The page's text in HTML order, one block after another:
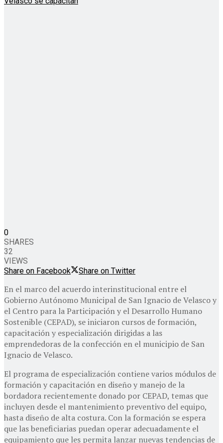
0
SHARES
32
VIEWS
Share on Facebook
Share on Twitter
En el marco del acuerdo interinstitucional entre el
Gobierno Autónomo Municipal de San Ignacio de Velasco y
el Centro para la Participación y el Desarrollo Humano
Sostenible (CEPAD), se iniciaron cursos de formación,
capacitación y especialización dirigidas a las
emprendedoras de la confección en el municipio de San
Ignacio de Velasco.
El programa de especialización contiene varios módulos de
formación y capacitación en diseño y manejo de la
bordadora recientemente donado por CEPAD, temas que
incluyen desde el mantenimiento preventivo del equipo,
hasta diseño de alta costura. Con la formación se espera
que las beneficiarias puedan operar adecuadamente el
equipamiento que les permita lanzar nuevas tendencias de